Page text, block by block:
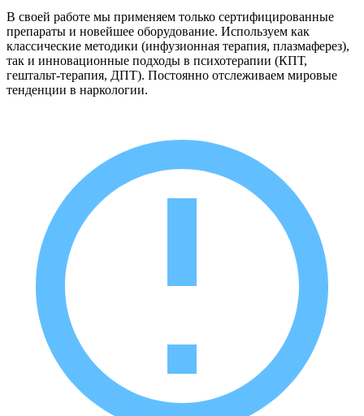
В своей работе мы применяем только сертифицированные
препараты и новейшее оборудование. Используем как
классические методики (инфузионная терапия, плазмаферез),
так и инновационные подходы в психотерапии (КПТ,
гештальт-терапия, ДПТ). Постоянно отслеживаем мировые
тенденции в наркологии.